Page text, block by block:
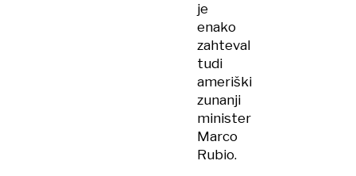
je
enako
zahteval
tudi
ameriški
zunanji
minister
Marco
Rubio.